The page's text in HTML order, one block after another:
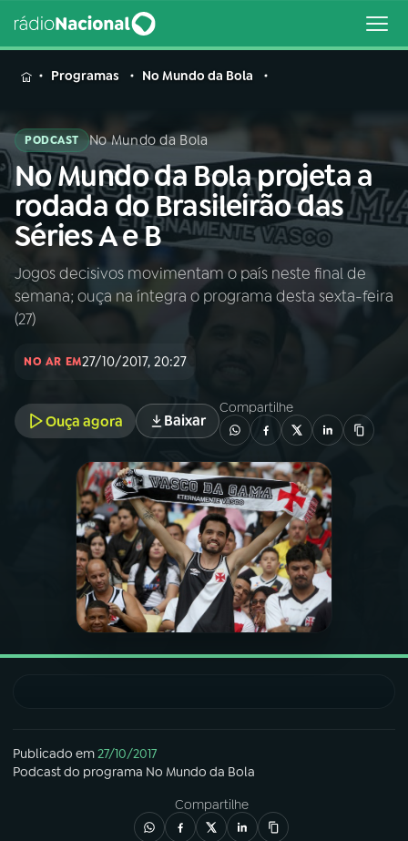
MENU
Buscar
na
Rádio
Nacional
Buscar
AO VIVO
PROGRAMAS
PODCASTS
VIDEOCASTS
08FESTIVAL DE MÚSICA
ACOMPANHE A RÁDIO NACIONAL
Programas No Mundo da Bola
PODCAST No Mundo da Bola
No Mundo da Bola projeta a
rodada do Brasileirão das
Séries A e B
Jogos decisivos movimentam o país neste final de
semana; ouça na íntegra o programa desta sexta-feira
(27)
NO AR EM27/10/2017, 20:27
Ouça agora Baixar
Compartilhe
Publicado em27/10/2017
Podcastdo programa No Mundo da Bola
Compartilhe